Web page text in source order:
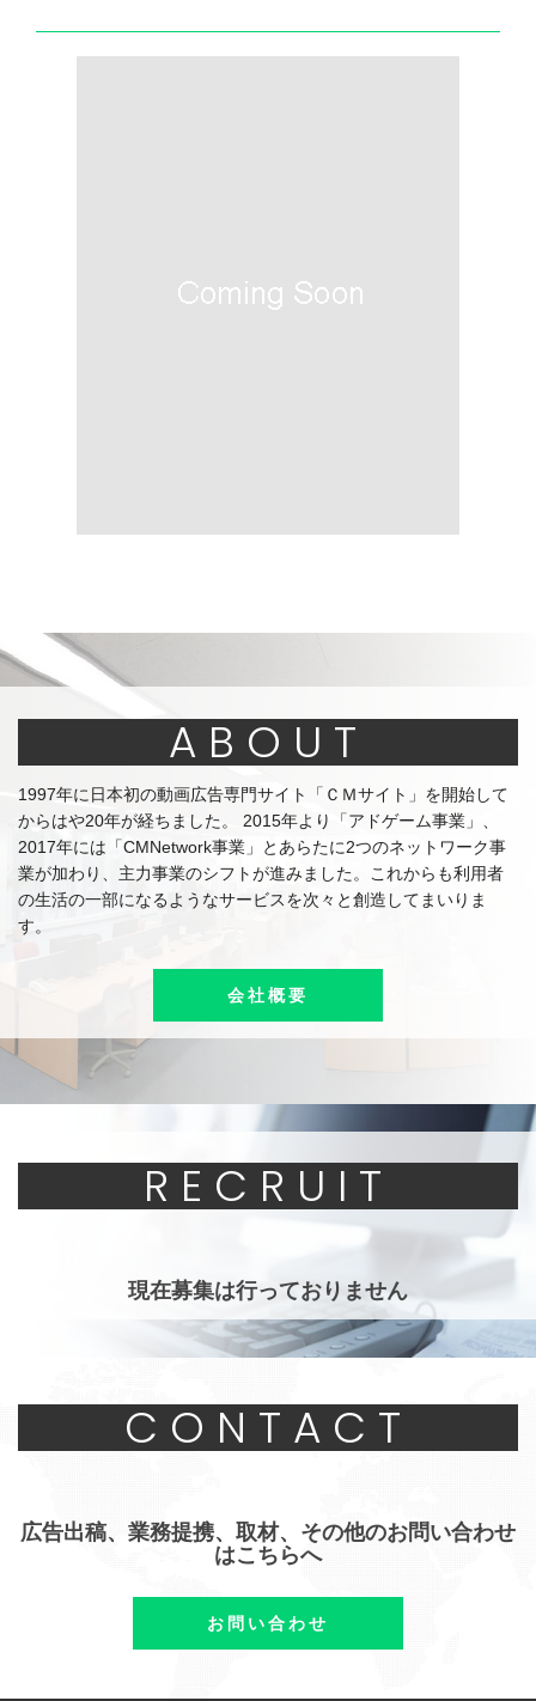
ABOUT
1997年に日本初の動画広告専門サイト「ＣＭサイト」を開始して
からはや20年が経ちました。 2015年より「アドゲーム事業」、
2017年には「CMNetwork事業」とあらたに2つのネットワーク事
業が加わり、主力事業のシフトが進みました。これからも利用者
の生活の一部になるようなサービスを次々と創造してまいりま
す。
会社概要
RECRUIT
現在募集は行っておりません
CONTACT
広告出稿、業務提携、取材、その他のお問い合わせ
はこちらへ
お問い合わせ